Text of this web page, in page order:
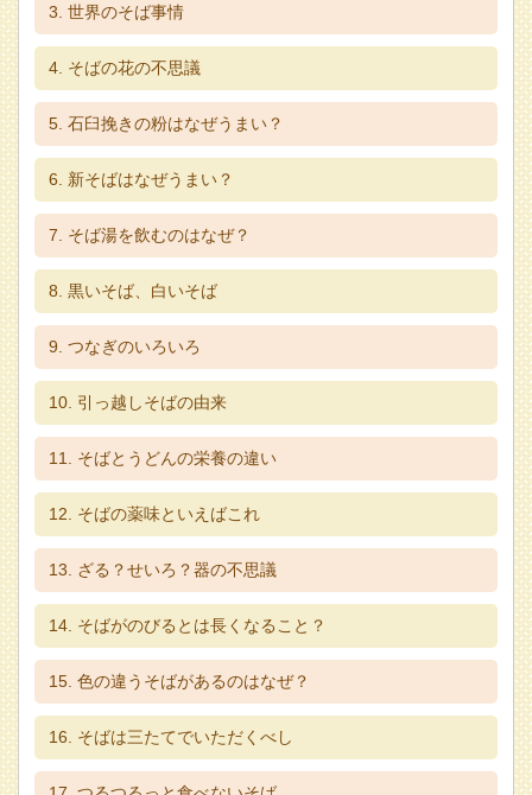
世界のそば事情
そばの花の不思議
石臼挽きの粉はなぜうまい？
新そばはなぜうまい？
そば湯を飲むのはなぜ？
黒いそば、白いそば
つなぎのいろいろ
引っ越しそばの由来
そばとうどんの栄養の違い
そばの薬味といえばこれ
ざる？せいろ？器の不思議
そばがのびるとは長くなること？
色の違うそばがあるのはなぜ？
そばは三たてでいただくべし